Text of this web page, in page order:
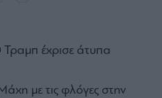
έχρισε άτυπα
με τις φλόγες στην